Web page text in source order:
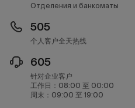
Отделения и банкоматы
505
个人客户全天热线
605
针对企业客户
工作日：08:00 至 00:00
周末：09:00 至 19:00